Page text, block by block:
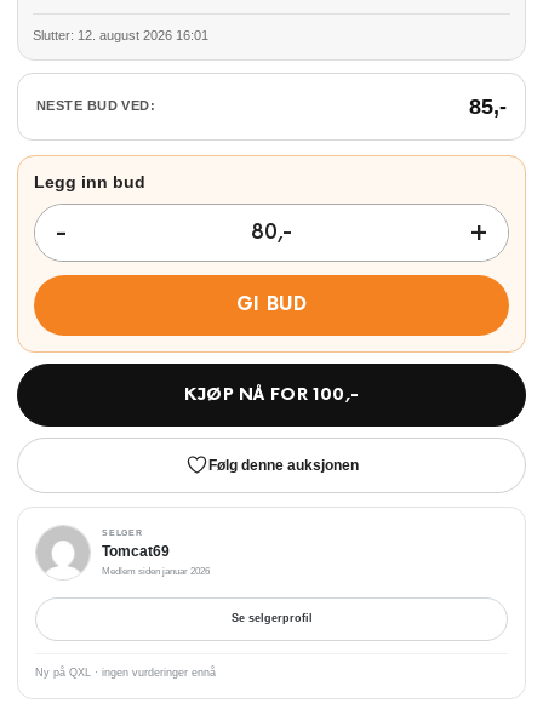
Slutter: 12. august 2026 16:01
NESTE BUD VED: 85,-
GI BUD
KJØP NÅ FOR 100,-
Følg denne auksjonen
SELGER
Tomcat69
Medlem siden januar 2026
Se selgerprofil
Ny på QXL · ingen vurderinger ennå